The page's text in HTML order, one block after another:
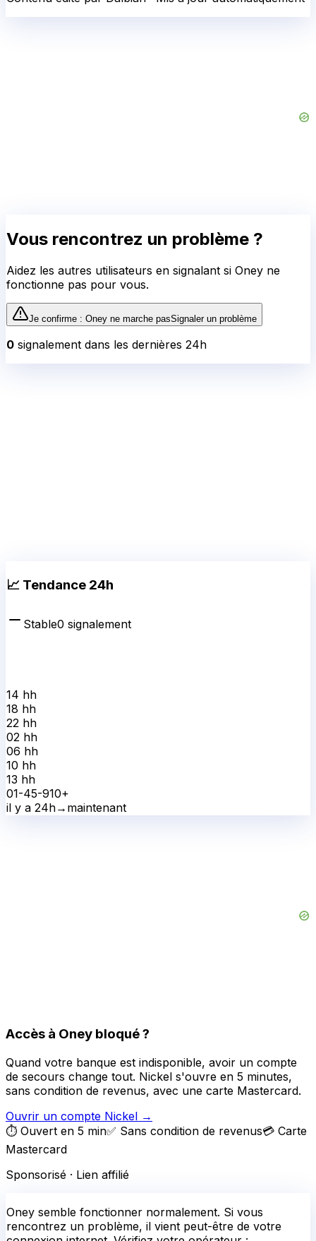
Vous rencontrez un problème ?
Aidez les autres utilisateurs en signalant si Oney ne
fonctionne pas pour vous.
Je confirme : Oney ne marche pasSignaler un problème
0 signalement dans les dernières 24h
📈 Tendance 24h
Stable0 signalement
14 hh
18 hh
22 hh
02 hh
06 hh
10 hh
13 hh
01-45-910+
il y a 24h→ maintenant
Accès à Oney bloqué ?
Quand votre banque est indisponible, avoir un compte
de secours change tout. Nickel s'ouvre en 5 minutes,
sans condition de revenus, avec une carte Mastercard.
Ouvrir un compte Nickel →
⏱️ Ouvert en 5 min✅ Sans condition de revenus💳 Carte
Mastercard
Sponsorisé · Lien affilié
Oney semble fonctionner normalement. Si vous
rencontrez un problème, il vient peut-être de votre